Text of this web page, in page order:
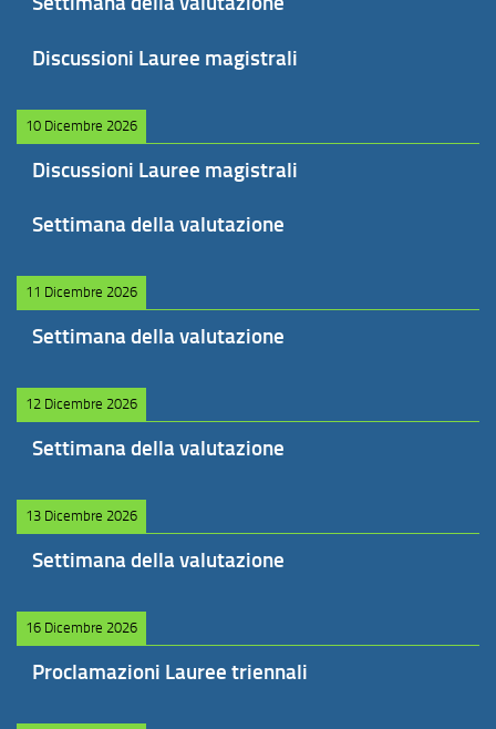
Discussioni Lauree magistrali
10 Dicembre 2026
Discussioni Lauree magistrali
Settimana della valutazione
11 Dicembre 2026
Settimana della valutazione
12 Dicembre 2026
Settimana della valutazione
13 Dicembre 2026
Settimana della valutazione
16 Dicembre 2026
Proclamazioni Lauree triennali